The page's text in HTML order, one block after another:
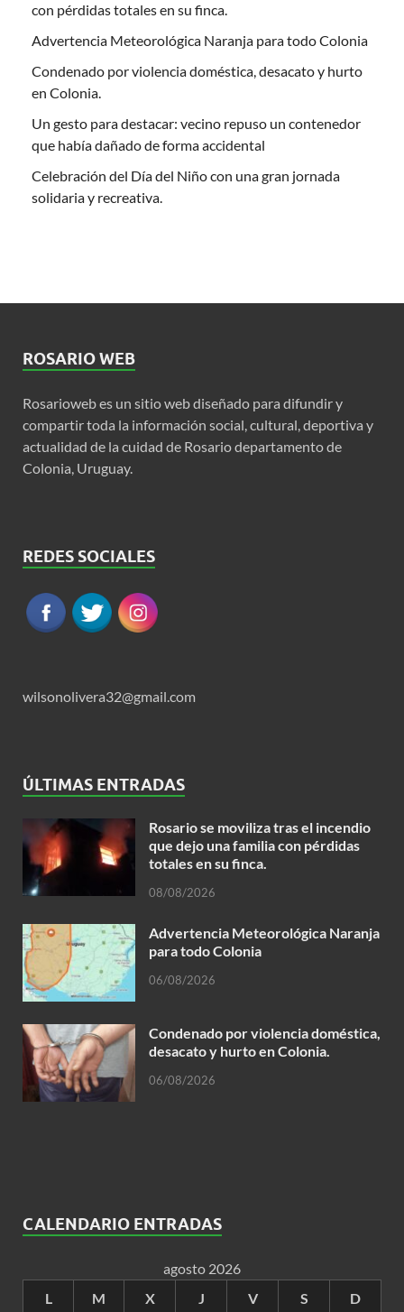
con pérdidas totales en su finca.
Advertencia Meteorológica Naranja para todo Colonia
Condenado por violencia doméstica, desacato y hurto
en Colonia.
Un gesto para destacar: vecino repuso un contenedor
que había dañado de forma accidental
Celebración del Día del Niño con una gran jornada
solidaria y recreativa.
ROSARIO WEB
Rosarioweb es un sitio web diseñado para difundir y
compartir toda la información social, cultural, deportiva y
actualidad de la cuidad de Rosario departamento de
Colonia, Uruguay.
REDES SOCIALES
wilsonolivera32@gmail.com
ÚLTIMAS ENTRADAS
Rosario se moviliza tras el incendio
que dejo una familia con pérdidas
totales en su finca.
08/08/2026
Advertencia Meteorológica Naranja
para todo Colonia
06/08/2026
Condenado por violencia doméstica,
desacato y hurto en Colonia.
06/08/2026
CALENDARIO ENTRADAS
agosto 2026
L
M X J V S D